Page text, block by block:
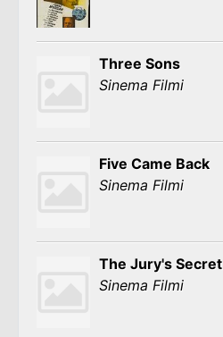
Three Sons
Sinema Filmi
Five Came Back
Sinema Filmi
The Jury's Secret
Sinema Filmi